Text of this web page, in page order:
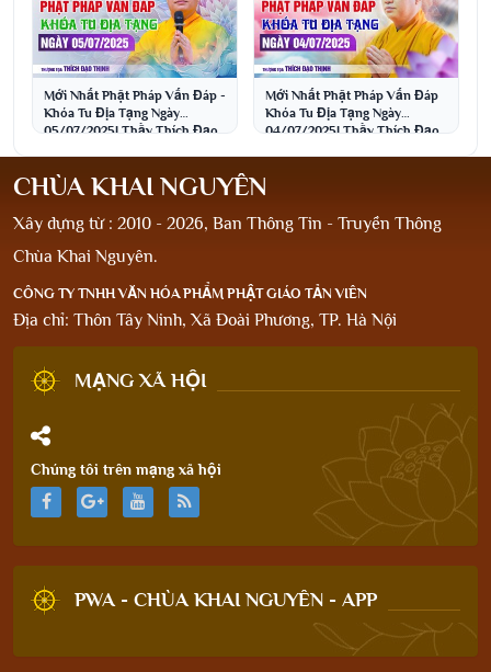
Mới Nhất Phật Pháp Vấn Đáp -
Khóa Tu Địa Tạng Ngày
05/07/2025| Thầy Thích Đạo
Mới Nhất Phật Pháp Vấn Đáp
Khóa Tu Địa Tạng Ngày
04/07/2025| Thầy Thích Đạo
CHÙA KHAI NGUYÊN
Xây dựng từ : 2010 - 2026, Ban Thông Tin - Truyền Thông
Chùa Khai Nguyên.
CÔNG TY TNHH VĂN HÓA PHẨM PHẬT GIÁO TẢN VIÊN
Địa chỉ: Thôn Tây Ninh, Xã Đoài Phương, TP. Hà Nội
MẠNG XÃ HỘI
Chúng tôi trên mạng xã hội
PWA - CHÙA KHAI NGUYÊN - APP